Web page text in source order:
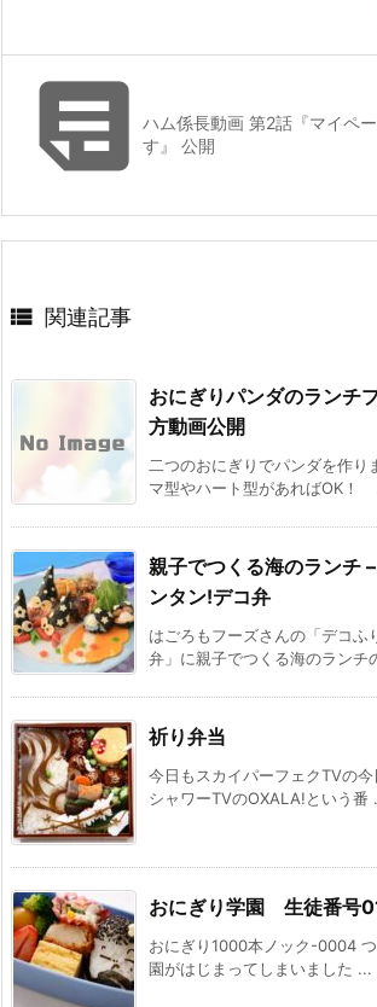
ハム係長動画 第2話『マイペ
す』 公開
 関連記事
おにぎりパンダのランチ
方動画公開
二つのおにぎりでパンダを作り
マ型やハート型があればOK！
親子でつくる海のランチ
ンタン!デコ弁
はごろもフーズさんの「デコふ
弁」に親子でつくる海のランチ
祈り弁当
今日もスカイパーフェクTVの
シャワーTVのOXALA!という番
おにぎり学園 生徒番号
おにぎり1000本ノック-0004
園がはじまってしまいました ...